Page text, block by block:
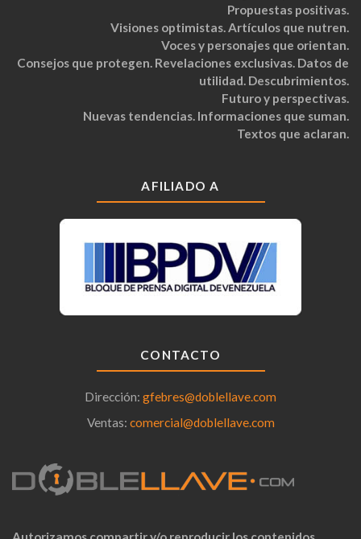
Propuestas positivas.
Visiones optimistas. Artículos que nutren.
Voces y personajes que orientan.
Consejos que protegen. Revelaciones exclusivas. Datos de
utilidad. Descubrimientos.
Futuro y perspectivas.
Nuevas tendencias. Informaciones que suman.
Textos que aclaran.
AFILIADO A
CONTACTO
Dirección: gfebres@doblellave.com
Ventas: comercial@doblellave.com